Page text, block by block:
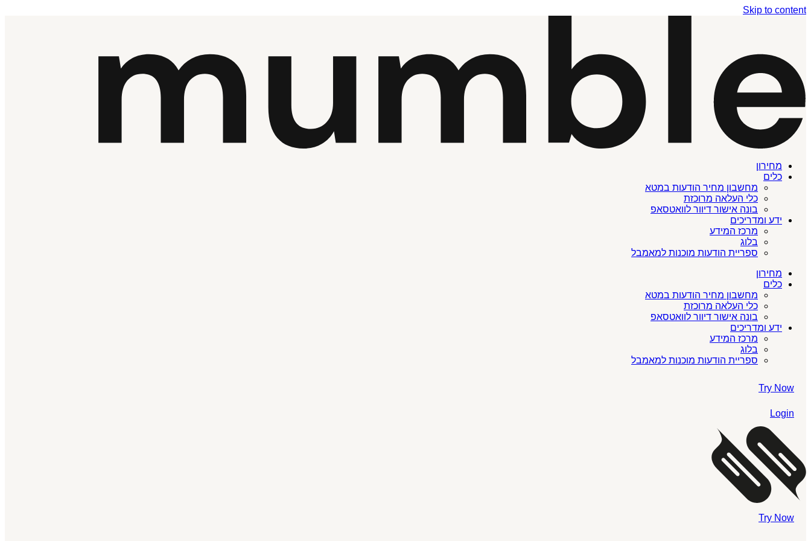
Skip to content
מחירון
כלים
מחשבון מחיר הודעות במטא
כלי העלאה מרוכזת
בונה אישור דיוור לוואטסאפ
ידע ומדריכים
מרכז המידע
בלוג
ספריית הודעות מוכנות למאמבל
מחירון
כלים
מחשבון מחיר הודעות במטא
כלי העלאה מרוכזת
בונה אישור דיוור לוואטסאפ
ידע ומדריכים
מרכז המידע
בלוג
ספריית הודעות מוכנות למאמבל
Try Now
Login
Try Now